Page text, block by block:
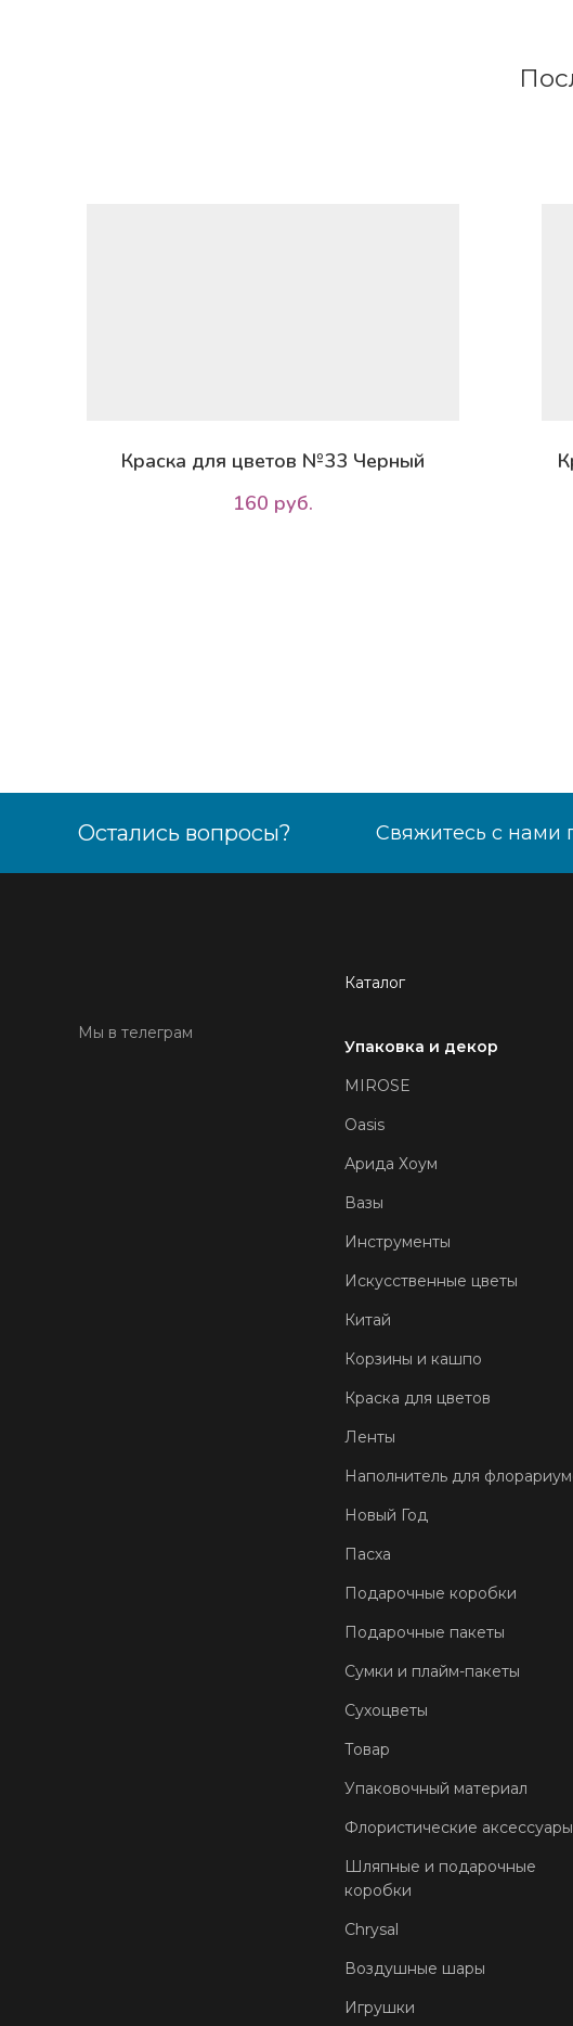
Краска для цветов №33 Черный
160 руб.
Остались вопросы? Свяжитесь с нами
Мы в телеграм
Каталог
Упаковка и декор
MIROSE
Oasis
Арида Хоум
Вазы
Инструменты
Искусственные цветы
Китай
Корзины и кашпо
Краска для цветов
Ленты
Наполнитель для
Новый Год
Пасха
Подарочные коробки
Подарочные пакеты
Сумки и плайм-пакеты
Сухоцветы
Товар
Упаковочный материал
Флористические аксессуары
Шляпные и подарочные
коробки
Chrysal
Воздушные шары
Игрушки